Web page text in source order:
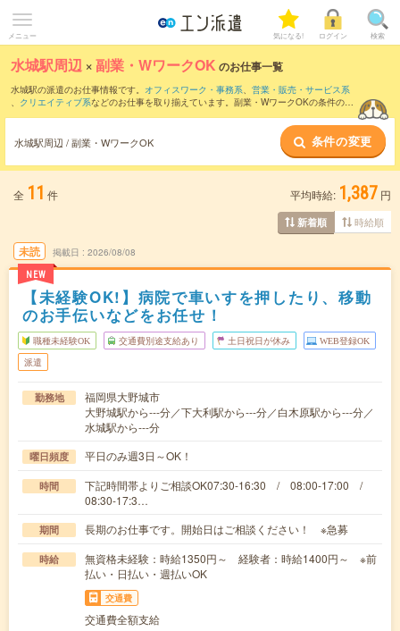
メニュー 気になる! ログイン 検索
水城駅周辺 ×副業・WワークOK のお仕事一覧
水城駅の派遣のお仕事情報です。 オフィスワーク・事務系、 営業・販売・サービス系
、 クリエイティブ系などのお仕事を取り揃えています。副業・WワークOKの条件の他
水城駅周辺 / 副業・WワークOK 条件の変更
全 11 件 平均時給: 1,387 円
新着順 時給順
未読
NEW
掲載日 2026/08/08
【未経験OK!】病院で車いすを押したり、移動
のお手伝いなどをお任せ！
職種未経験OK 交通費別途支給あり 土日祝日が休み WEB登録OK
派遣
勤務地
福岡県大野城市
大野城駅から---分／下大利駅から---分／白木原駅から---分／
水城駅から---分
曜日頻度 平日のみ週3日～OK！
時間
下記時間帯よりご相談OK07:30-16:30 / 08:00-17:00 /
08:30-17:3…
期間 長期のお仕事です。開始日はご相談ください！ ※急募
時給
無資格未経験：時給1350円～ 経験者：時給1400円～ ※前
払い・日払い・週払いOK
交通費
交通費全額支給